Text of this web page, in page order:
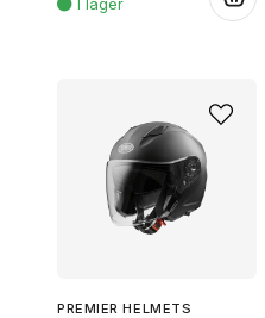
PREMIER HELMETS